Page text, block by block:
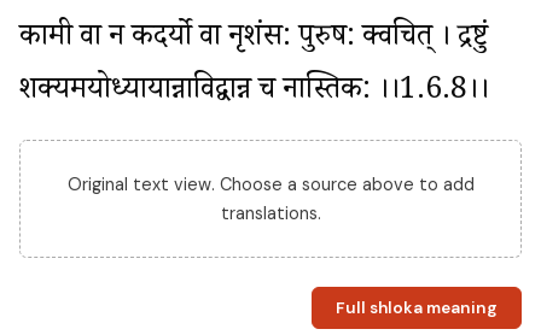
कामी वा न कदर्यो वा नृशंस: पुरुष: क्वचित् । द्रष्टुं
शक्यमयोध्यायान्नाविद्वान्न च नास्तिक: ।।1.6.8।।
Original text view. Choose a source above to add
translations.
Full shloka meaning